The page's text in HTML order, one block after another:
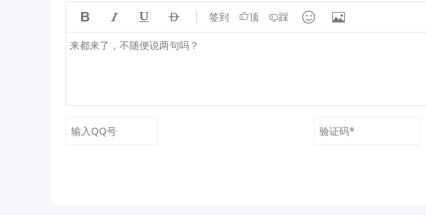
    签到 顶 踩  